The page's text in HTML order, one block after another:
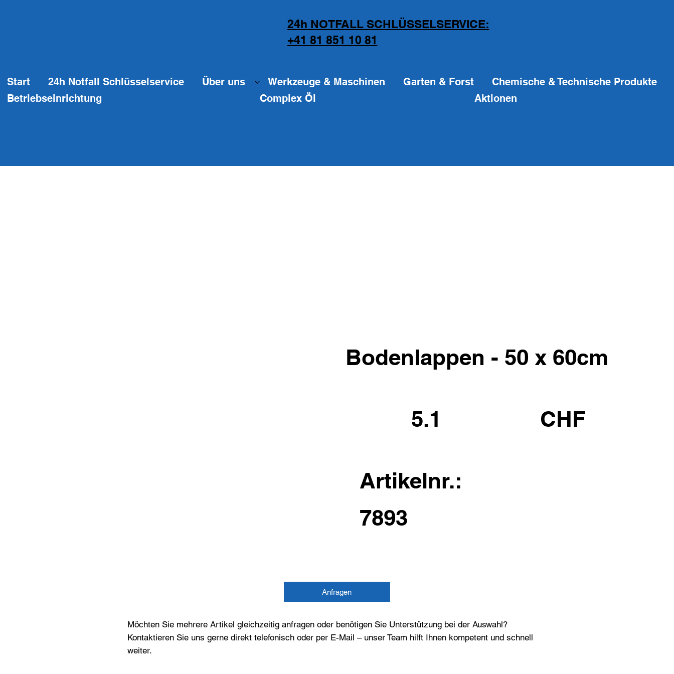
24h NOTFALL SCHLÜSSELSERVICE:
+41 81 851 10 81
Start 24h Notfall Schlüsselservice Über uns Werkzeuge & Maschinen Garten & Forst
Chemische & Technische Produkte
Betriebseinrichtung
Complex Öl Aktionen
Bodenlappen - 50 x 60cm
5.1 CHF
Artikelnr.:
7893
Anfragen
Möchten Sie mehrere Artikel gleichzeitig anfragen oder benötigen Sie Unterstützung bei der Auswahl?
Kontaktieren Sie uns gerne direkt telefonisch oder per E-Mail – unser Team hilft Ihnen kompetent und schnell
weiter.